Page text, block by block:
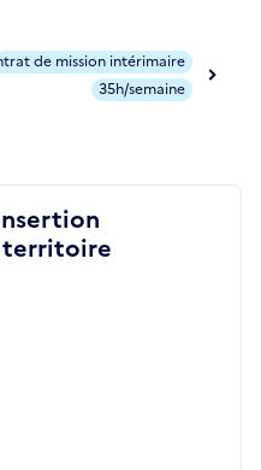
de mission intérimaire
35h/semaine
territoire